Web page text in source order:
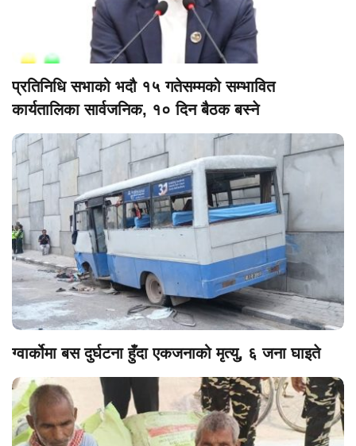
प्रतिनिधि सभाको भदौ १५ गतेसम्मको सम्भावित
कार्यतालिका सार्वजनिक, १० दिन बैठक बस्ने
ग्वार्कोमा बस दुर्घटना हुँदा एकजनाको मृत्यु, ६ जना घाइते